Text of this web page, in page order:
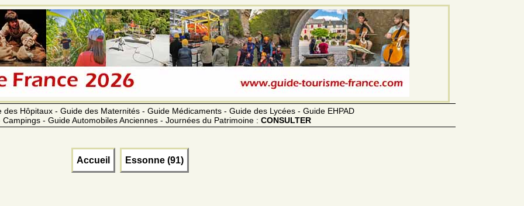
Hôpitaux - Guide des Maternités - Guide Médicaments - Guide des Lycées - Guide EHPAD
- Guide Automobiles Anciennes - Journées du Patrimoine : CONSULTER
Accueil Essonne (91)